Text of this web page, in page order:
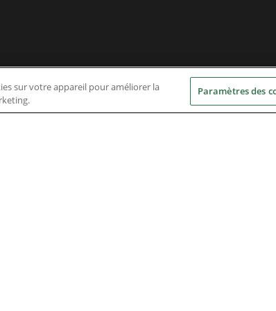
sur votre appareil pour améliorer la
Paramètres des